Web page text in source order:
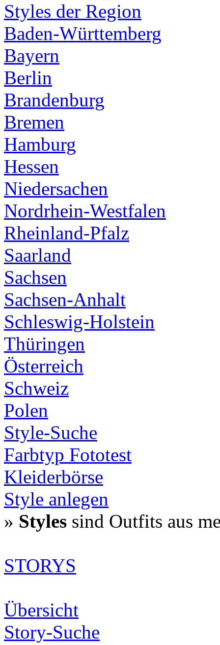
Styles der Region
Baden-Württemberg
Bayern
Berlin
Brandenburg
Bremen
Hamburg
Hessen
Niedersachen
Nordrhein-Westfalen
Rheinland-Pfalz
Saarland
Sachsen
Sachsen-Anhalt
Schleswig-Holstein
Thüringen
Österreich
Schweiz
Polen
Style-Suche
Farbtyp Fototest
Kleiderbörse
Style anlegen
» Styles sind Outfits aus
STORYS
Übersicht
Story-Suche